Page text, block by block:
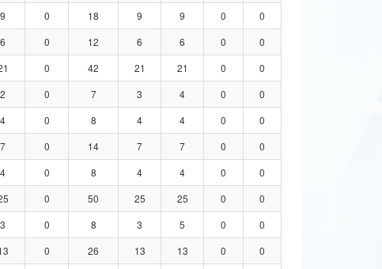
9 0 18 9 9 0
0
6 0 12 6 6 0
0
0 42 21 21 0
0
2 0 7 3 4 0
0
4 0 8 4 4 0
0
7 0 14 7 7 0
0
4 0 8 4 4 0
0
0 50 25 25 0
0
3 0 8 3 5 0
0
0 26 13 13 0
0